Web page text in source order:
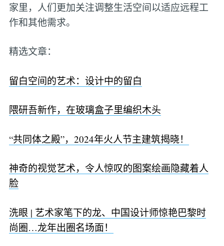
家里，人们更加关注调整生活空间以适应远程工
作和其他需求。
精选文章：
留白空间的艺术：设计中的留白
隈研吾新作，在玻璃盒子里编织木头
“共同体之殿”，2024年火人节主建筑揭晓！
神奇的视觉艺术，令人惊叹的图案绘画隐藏着人
脸
洗眼 | 艺术家笔下的龙、中国设计师惊艳巴黎时
尚圈…龙年出圈名场面！